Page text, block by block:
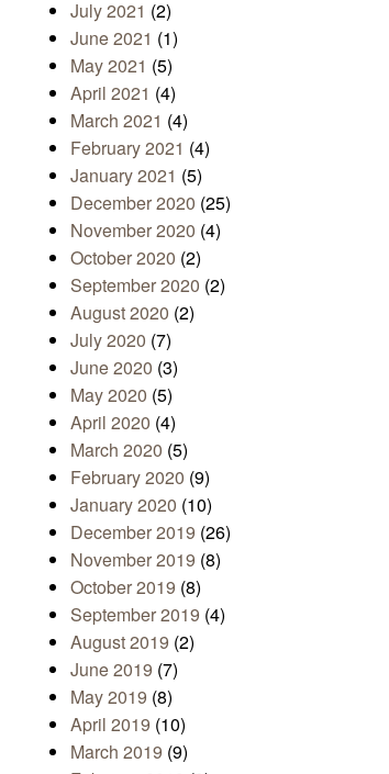
July 2021 (2)
June 2021 (1)
May 2021 (5)
April 2021 (4)
March 2021 (4)
February 2021 (4)
January 2021 (5)
December 2020 (25)
November 2020 (4)
October 2020 (2)
September 2020 (2)
August 2020 (2)
July 2020 (7)
June 2020 (3)
May 2020 (5)
April 2020 (4)
March 2020 (5)
February 2020 (9)
January 2020 (10)
December 2019 (26)
November 2019 (8)
October 2019 (8)
September 2019 (4)
August 2019 (2)
June 2019 (7)
May 2019 (8)
April 2019 (10)
March 2019 (9)